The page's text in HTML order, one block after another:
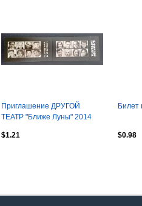
Приглашение ДРУГОЙ
ТЕАТР "Ближе Луны" 2014
$1.21
Билет
$0.98